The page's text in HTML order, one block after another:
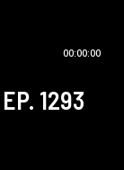
00:00:00
1293